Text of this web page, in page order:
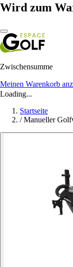
Wird zum
Zwischensumme
Meinen Warenkorb
Loading...
Startseite
/ Manueller